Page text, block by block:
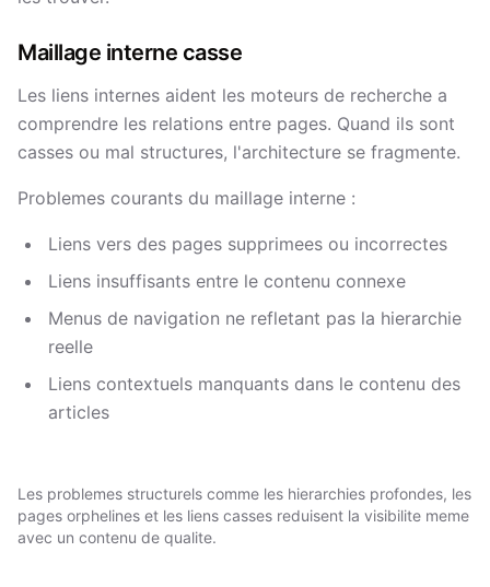
Maillage interne casse
Les liens internes aident les moteurs de recherche a
comprendre les relations entre pages. Quand ils sont
casses ou mal structures, l'architecture se fragmente.
Problemes courants du maillage interne :
Liens vers des pages supprimees ou incorrectes
Liens insuffisants entre le contenu connexe
Menus de navigation ne refletant pas la hierarchie
reelle
Liens contextuels manquants dans le contenu des
articles
Les problemes structurels comme les hierarchies profondes, les
pages orphelines et les liens casses reduisent la visibilite meme
avec un contenu de qualite.